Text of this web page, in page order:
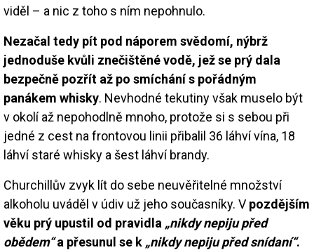
viděl – a nic z toho s ním nepohnulo.
Nezačal tedy pít pod náporem svědomí, nýbrž
jednoduše kvůli znečištěné vodě, jež se prý dala
bezpečně pozřít až po smíchání s pořádným
panákem whisky. Nevhodné tekutiny však muselo být
v okolí až nepohodlně mnoho, protože si s sebou při
jedné z cest na frontovou linii přibalil 36 láhví vína, 18
láhví staré whisky a šest láhví brandy.
Churchillův zvyk lít do sebe neuvěřitelné množství
alkoholu uváděl v údiv už jeho současníky. V pozdějším
věku prý upustil od pravidla „nikdy nepiju před
obědem“a přesunul se k „nikdy nepiju před snídaní“.